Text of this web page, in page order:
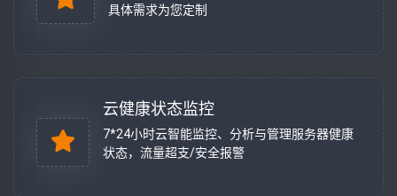
具体需求为您定制
云健康状态监控
7*24小时云智能监控、分析与管理服务器健康
状态，流量超支/安全报警